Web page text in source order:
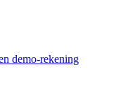
demo-rekening